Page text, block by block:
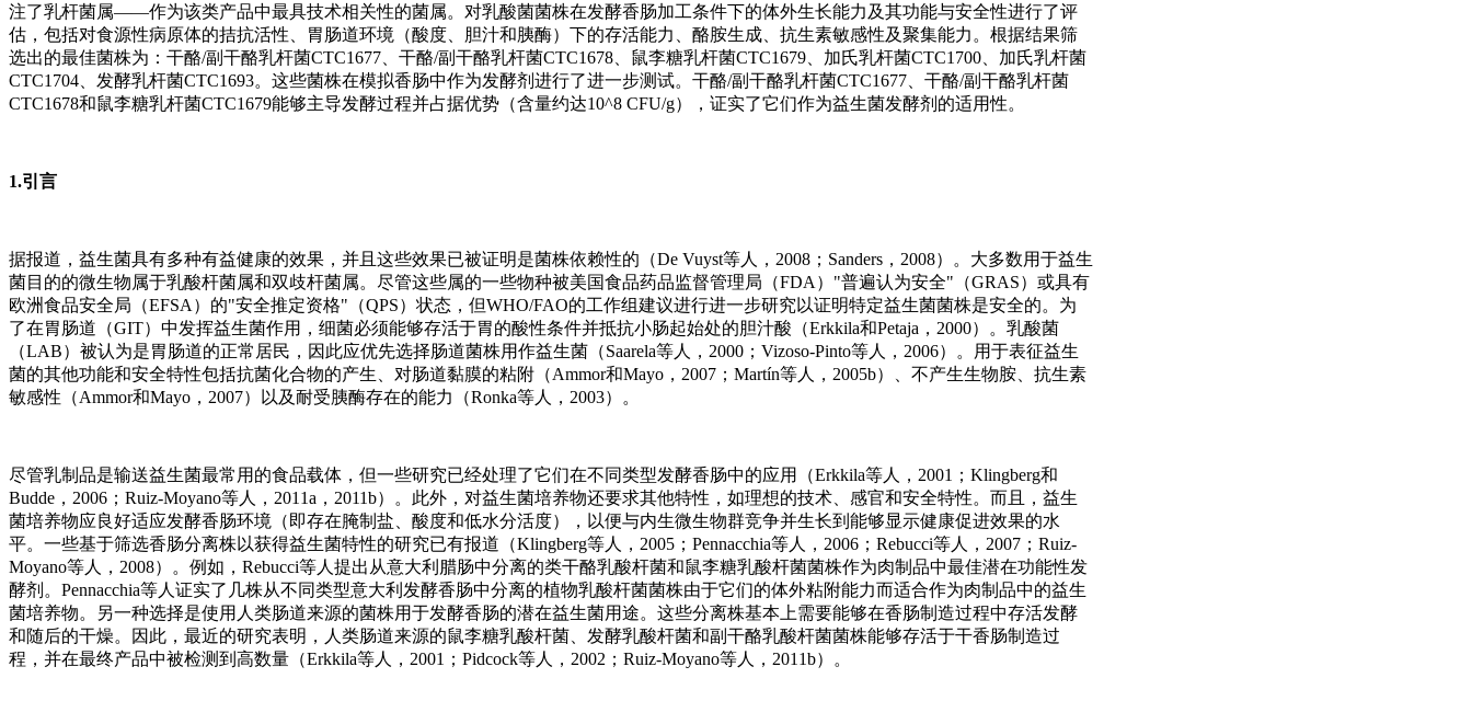
注了乳杆菌属——作为该类产品中最具技术相关性的菌属。对乳酸菌菌株在发酵香肠加工条件下的体外生长能力及其功能与安全性进行了评
估，包括对食源性病原体的拮抗活性、胃肠道环境（酸度、胆汁和胰酶）下的存活能力、酪胺生成、抗生素敏感性及聚集能力。根据结果筛
选出的最佳菌株为：干酪/副干酪乳杆菌CTC1677、干酪/副干酪乳杆菌CTC1678、鼠李糖乳杆菌CTC1679、加氏乳杆菌CTC1700、加氏乳杆菌
CTC1704、发酵乳杆菌CTC1693。这些菌株在模拟香肠中作为发酵剂进行了进一步测试。干酪/副干酪乳杆菌CTC1677、干酪/副干酪乳杆菌
CTC1678和鼠李糖乳杆菌CTC1679能够主导发酵过程并占据优势（含量约达10^8 CFU/g），证实了它们作为益生菌发酵剂的适用性。
1.引言
据报道，益生菌具有多种有益健康的效果，并且这些效果已被证明是菌株依赖性的（De Vuyst等人，2008；Sanders，2008）。大多数用于益生
菌目的的微生物属于乳酸杆菌属和双歧杆菌属。尽管这些属的一些物种被美国食品药品监督管理局（FDA）"普遍认为安全"（GRAS）或具有
欧洲食品安全局（EFSA）的"安全推定资格"（QPS）状态，但WHO/FAO的工作组建议进行进一步研究以证明特定益生菌菌株是安全的。为
了在胃肠道（GIT）中发挥益生菌作用，细菌必须能够存活于胃的酸性条件并抵抗小肠起始处的胆汁酸（Erkkila和Petaja，2000）。乳酸菌
（LAB）被认为是胃肠道的正常居民，因此应优先选择肠道菌株用作益生菌（Saarela等人，2000；Vizoso-Pinto等人，2006）。用于表征益生
菌的其他功能和安全特性包括抗菌化合物的产生、对肠道黏膜的粘附（Ammor和Mayo，2007；Martín等人，2005b）、不产生生物胺、抗生素
敏感性（Ammor和Mayo，2007）以及耐受胰酶存在的能力（Ronka等人，2003）。
尽管乳制品是输送益生菌最常用的食品载体，但一些研究已经处理了它们在不同类型发酵香肠中的应用（Erkkila等人，2001；Klingberg和
Budde，2006；Ruiz-Moyano等人，2011a，2011b）。此外，对益生菌培养物还要求其他特性，如理想的技术、感官和安全特性。而且，益生
菌培养物应良好适应发酵香肠环境（即存在腌制盐、酸度和低水分活度），以便与内生微生物群竞争并生长到能够显示健康促进效果的水
平。一些基于筛选香肠分离株以获得益生菌特性的研究已有报道（Klingberg等人，2005；Pennacchia等人，2006；Rebucci等人，2007；Ruiz-
Moyano等人，2008）。例如，Rebucci等人提出从意大利腊肠中分离的类干酪乳酸杆菌和鼠李糖乳酸杆菌菌株作为肉制品中最佳潜在功能性发
酵剂。Pennacchia等人证实了几株从不同类型意大利发酵香肠中分离的植物乳酸杆菌菌株由于它们的体外粘附能力而适合作为肉制品中的益生
菌培养物。另一种选择是使用人类肠道来源的菌株用于发酵香肠的潜在益生菌用途。这些分离株基本上需要能够在香肠制造过程中存活发酵
和随后的干燥。因此，最近的研究表明，人类肠道来源的鼠李糖乳酸杆菌、发酵乳酸杆菌和副干酪乳酸杆菌菌株能够存活于干香肠制造过
程，并在最终产品中被检测到高数量（Erkkila等人，2001；Pidcock等人，2002；Ruiz-Moyano等人，2011b）。